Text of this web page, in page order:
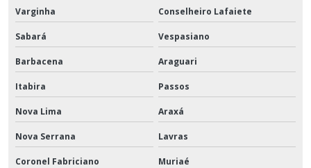
Varginha Conselheiro Lafaiete
Sabará Vespasiano
Barbacena Araguari
Itabira Passos
Nova Lima Araxá
Nova Serrana Lavras
Coronel Fabriciano Muriaé